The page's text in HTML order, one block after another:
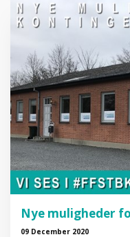
Nye muligheder
09 December 2020